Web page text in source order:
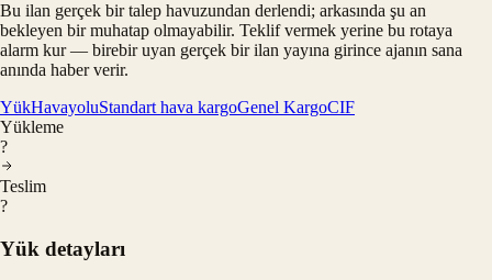
Bu ilan gerçek bir talep havuzundan derlendi; arkasında şu an
bekleyen bir muhatap olmayabilir. Teklif vermek yerine bu rotaya
alarm kur — birebir uyan gerçek bir ilan yayına girince ajanın sana
anında haber verir.
YükHavayoluStandart hava kargoGenel KargoCIF
Yükleme
?
Teslim
?
Yük detayları